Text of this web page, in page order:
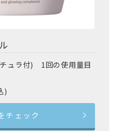
ュラ付) 1回の使用量目
)
チェック